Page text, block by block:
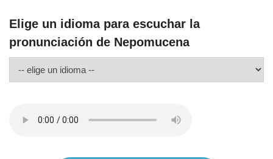
Elige un idioma para escuchar la
pronunciación de Nepomucena